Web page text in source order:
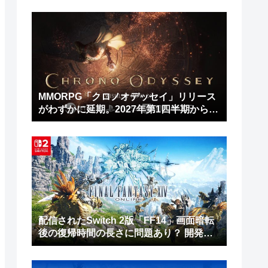
MMORPG「クロノオデッセイ」リリース
がわずかに延期。2027年第1四半期から第
2四半期に
配信されたSwitch 2版「FF14」画面暗転
後の復帰時間の長さに問題あり？ 開発チ
ームは修正作業を進行中